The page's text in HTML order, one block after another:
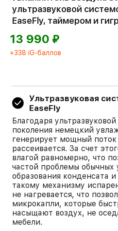
ультразвуковой
EaseFly, таймером и
13 990 ⃏
+338 iG-баллов
Ультразвуковая
EaseFly
Благодаря
поколения немецкий
генерирует мощный
рассеивается. За счет
влагой равномерно, что
частой проблемы
образования конденсата
такому механизму
не нагревается, что
микрокапли, которые
насыщают воздух, не
мебели.